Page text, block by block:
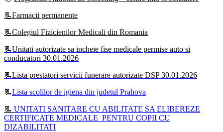
📃Farmacii permanente
📃Colegiul Fizicienilor Medicali din Romania
📃Unitati autorizate sa incheie fise medicale permise auto si
conducatori 30.01.2026
📃Lista prestatori servicii funerare autorizate DSP 30.01.2026
📃Lista scolilor de igiena din judetul Prahova
📃 UNITATI SANITARE CU ABILITATE SA ELIBEREZE
CERTIFICATE MEDICALE PENTRU COPII CU
DIZABILITATI